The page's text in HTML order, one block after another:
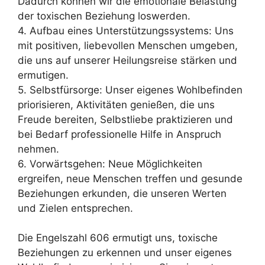
der toxischen Beziehung loswerden.
4. Aufbau eines Unterstützungssystems: Uns
mit positiven, liebevollen Menschen umgeben,
die uns auf unserer Heilungsreise stärken und
ermutigen.
5. Selbstfürsorge: Unser eigenes Wohlbefinden
priorisieren, Aktivitäten genießen, die uns
Freude bereiten, Selbstliebe praktizieren und
bei Bedarf professionelle Hilfe in Anspruch
nehmen.
6. Vorwärtsgehen: Neue Möglichkeiten
ergreifen, neue Menschen treffen und gesunde
Beziehungen erkunden, die unseren Werten
und Zielen entsprechen.
Die Engelszahl 606 ermutigt uns, toxische
Beziehungen zu erkennen und unser eigenes